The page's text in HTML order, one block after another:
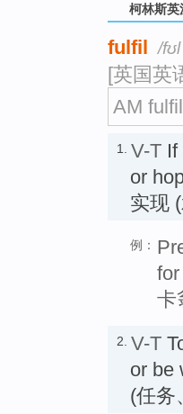
柯林斯英
fulfil /
[英国英
AM
1. V-T If
or
实现
例：
卡
2. V-T
or be
(任务